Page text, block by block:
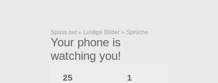
Spass.net » Lustige Bilder » Sprüche
Your phone is
watching you!
25 1